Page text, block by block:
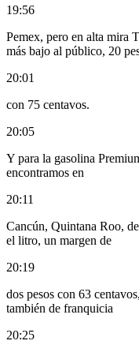
19:56
Pemex, pero en alta mira
más bajo al público, 20
20:01
con 75 centavos.
20:05
Y para la gasolina
encontramos en
20:11
Cancún, Quintana Roo,
el litro, un margen de
20:19
dos pesos con 63
también de franquicia
20:25